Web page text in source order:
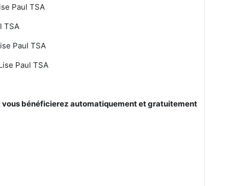
Paul TSA
TSA
Paul TSA
Paul TSA
vous bénéficierez automatiquement et gratuitement